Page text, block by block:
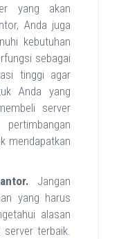
yang akan
Anda juga
kebutuhan
sebagai
tinggi agar
Anda yang
server
mendapatkan
Jangan
yang harus
alasan
server terbaik.